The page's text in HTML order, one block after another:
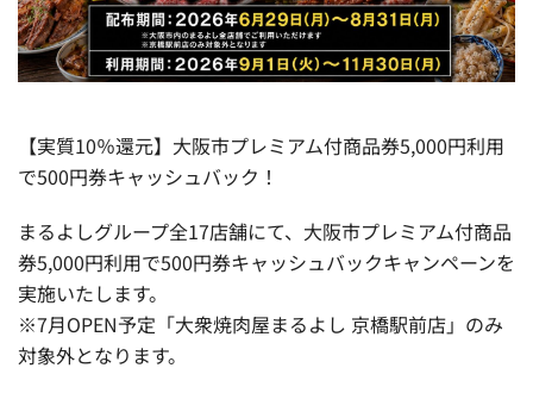
【実質10％還元】大阪市プレミアム付商品券5,000円利用
で500円券キャッシュバック！
まるよしグループ全17店舗にて、大阪市プレミアム付商品
券5,000円利用で500円券キャッシュバックキャンペーンを
実施いたします。
※7月OPEN予定「大衆焼肉屋まるよし 京橋駅前店」のみ
対象外となります。